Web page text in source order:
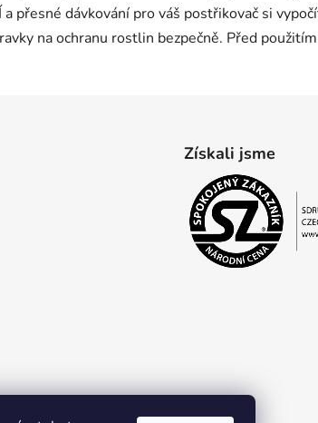
přesné dávkování pro váš postřikovač si
na ochranu rostlin bezpečně. Před
Získali jsme